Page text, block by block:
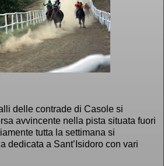
delle contrade di Casole si
avvincente nella pista situata fuori
tutta la settimana si
dedicata a Sant’Isidoro con vari